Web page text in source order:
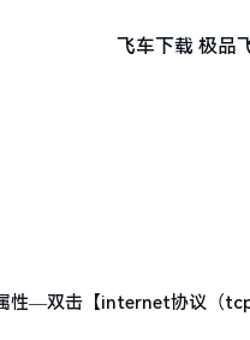
性—双击【internet协议（